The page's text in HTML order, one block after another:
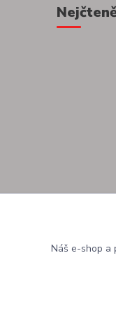
Náš e-shop a